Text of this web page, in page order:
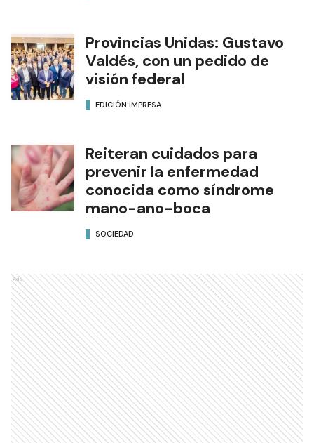
Provincias Unidas: Gustavo
Valdés, con un pedido de
visión federal
EDICIÓN IMPRESA
Reiteran cuidados para
prevenir la enfermedad
conocida como síndrome
mano-ano-boca
SOCIEDAD
Ads